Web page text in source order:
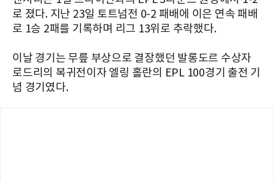
로 졌다. 지난 23일 토트넘전 0-2 패배에 이은 연속 패배
로 1승 2패를 기록하며 리그 13위로 추락했다.
이날 경기는 무릎 부상으로 결장했던 발롱도르 수상자
로드리의 복귀전이자 엘링 홀란의 EPL 100경기 출전 기
념 경기였다.